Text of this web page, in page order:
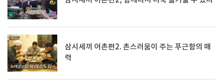
삼시세끼 어촌편2. 촌스러움이 주는 푸근함의 매
력